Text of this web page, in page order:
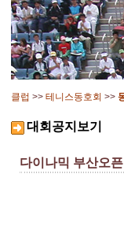
클럽 >> 테니스동호회 >>
대회공지보기
다이나믹 부산오픈